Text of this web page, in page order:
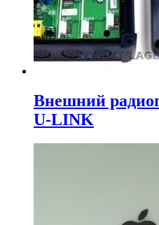
Внешний
U-LINK